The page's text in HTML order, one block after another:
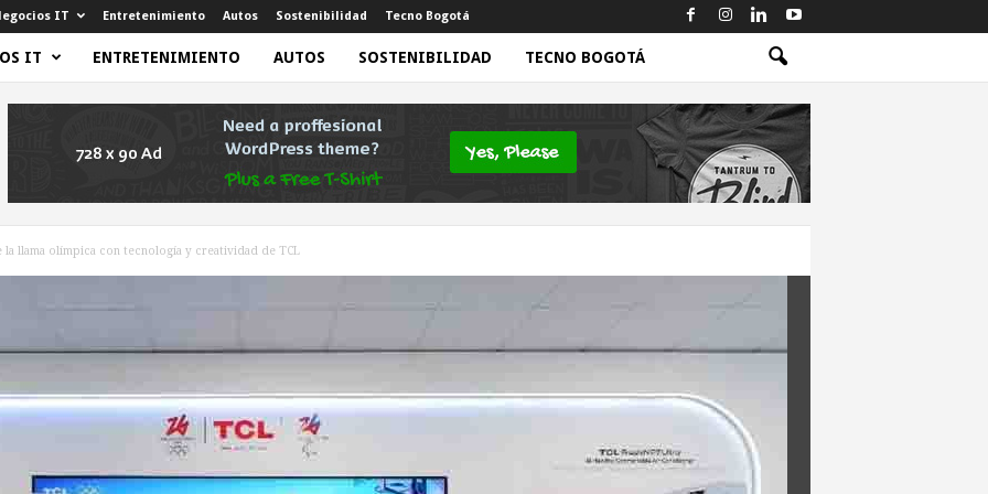
IT Entretenimiento Autos Sostenibilidad Tecno Bogotá
IT ENTRETENIMIENTO AUTOS SOSTENIBILIDAD TECNO BOGOTÁ
la llama olímpica con tecnología y creatividad de TCL